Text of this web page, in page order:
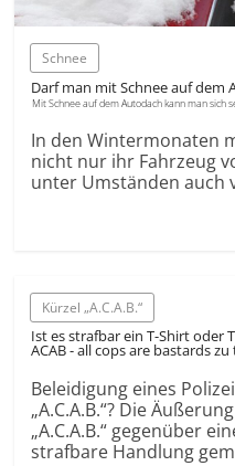
Schnee
Darf man mit Schnee auf dem
Mit Schnee auf dem Autodach kann man
In den Wintermonaten
nicht nur ihr Fahrzeug
unter Umständen auch
Kürzel „A.C.A.B.“
Ist es strafbar ein T-Shirt oder
ACAB - all cops are bastards zu
Beleidigung eines
„A.C.A.B.“? Die
„A.C.A.B.“ gegenüber
strafbare Handlung